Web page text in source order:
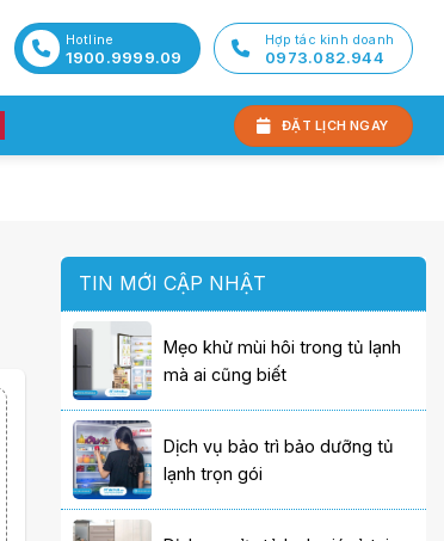
Hotline
1900.9999.09
Hợp tác kinh doanh
0973.082.944
ĐẶT LỊCH NGAY
TIN MỚI CẬP NHẬT
Mẹo khử mùi hôi trong tủ lạnh
mà ai cũng biết
Dịch vụ bảo trì bảo dưỡng tủ
lạnh trọn gói